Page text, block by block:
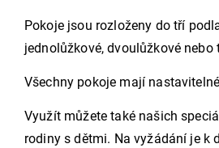
Pokoje jsou rozloženy do tří
jednolůžkové, dvoulůžkové nebo
Všechny pokoje mají
Využít můžete také našich
rodiny s dětmi. Na vyžádání je k